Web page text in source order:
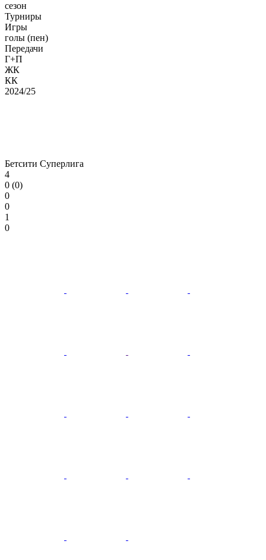
сезон
Турниры
Игры
голы (пен)
Передачи
Г+П
ЖК
КК
2024/25
Бетсити Суперлига
4
0 (0)
0
0
1
0